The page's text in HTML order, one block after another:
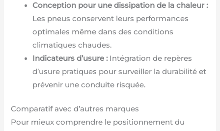
Conception pour une dissipation de la chaleur :
Les pneus conservent leurs performances
optimales même dans des conditions
climatiques chaudes.
Indicateurs d’usure :Intégration de repères
d’usure pratiques pour surveiller la durabilité et
prévenir une conduite risquée.
Comparatif avec d’autres marques
Pour mieux comprendre le positionnement du